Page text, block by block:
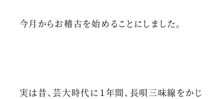
今月からお稽古を始めることにしました。
実は昔、芸大時代に１年間、長唄三味線をかじ